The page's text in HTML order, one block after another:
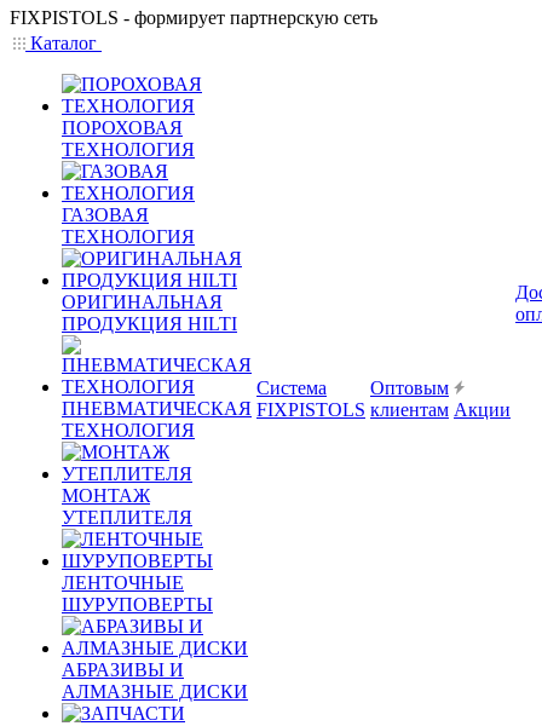
FIXPISTOLS - формирует партнерскую сеть
Каталог
ПОРОХОВАЯ
ТЕХНОЛОГИЯ
ГАЗОВАЯ
ТЕХНОЛОГИЯ
ОРИГИНАЛЬНАЯ
ПРОДУКЦИЯ HILTI
ПНЕВМАТИЧЕСКАЯ
ТЕХНОЛОГИЯ
МОНТАЖ
УТЕПЛИТЕЛЯ
ЛЕНТОЧНЫЕ
ШУРУПОВЕРТЫ
АБРАЗИВЫ И
АЛМАЗНЫЕ ДИСКИ
Система
FIXPISTOLS
Оптовым
клиентам Акции